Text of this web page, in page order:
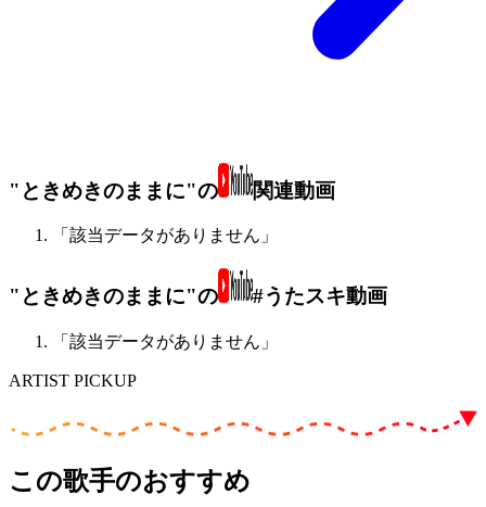
"ときめきのままに"の 関連動画
「該当データがありません」
"ときめきのままに"の #うたスキ動画
「該当データがありません」
ARTIST PICKUP
この歌手のおすすめ